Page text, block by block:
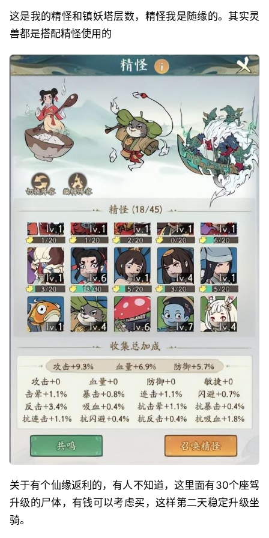
这是我的精怪和镇妖塔层数，精怪我是随缘的。其实灵
兽都是搭配精怪使用的
关于有个仙缘返利的，有人不知道，这里面有30个座驾
升级的尸体，有钱可以考虑买，这样第二天稳定升级坐
骑。